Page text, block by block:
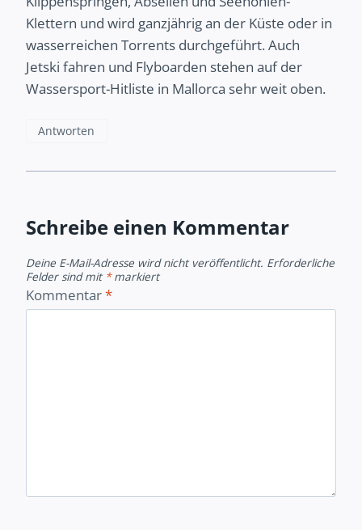
Klettern und wird ganzjährig an der Küste oder in
wasserreichen Torrents durchgeführt. Auch
Jetski fahren und Flyboarden stehen auf der
Wassersport-Hitliste in Mallorca sehr weit oben.
Antworten
Schreibe einen Kommentar
Deine E-Mail-Adresse wird nicht veröffentlicht. Erforderliche
Felder sind mit *markiert
Kommentar*